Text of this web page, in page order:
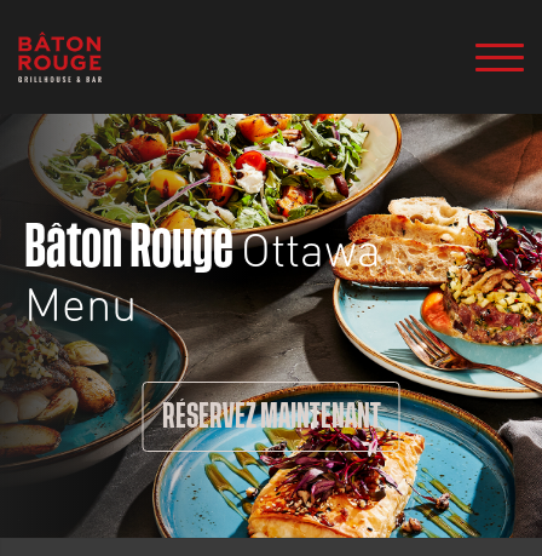
Bâton RougeOttawa
Menu
RÉSERVEZ MAINTENANT